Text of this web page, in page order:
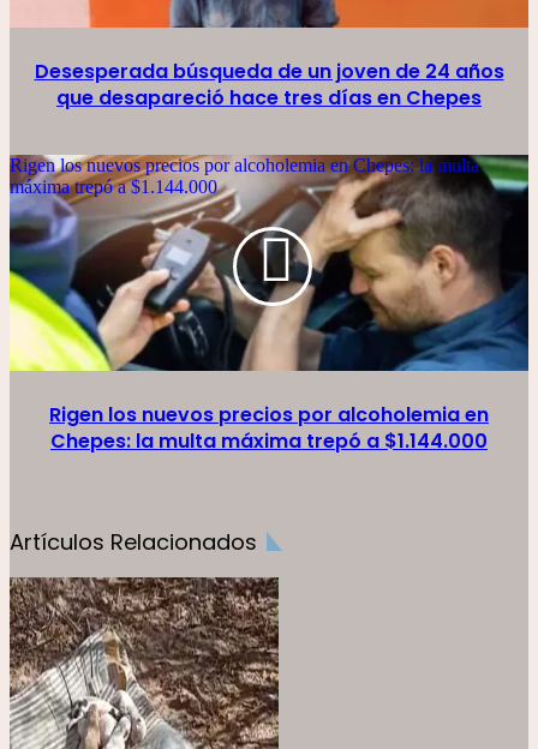
Desesperada búsqueda de un joven de 24 años
que desapareció hace tres días en Chepes
Rigen los nuevos precios por alcoholemia en Chepes: la multa
máxima trepó a $1.144.000
Rigen los nuevos precios por alcoholemia en
Chepes: la multa máxima trepó a $1.144.000
Artículos Relacionados